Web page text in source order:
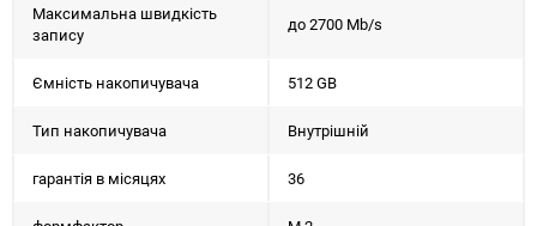
Максимальна швидкість
запису
до 2700 Mb/s
Ємність накопичувача 512 GB
Тип накопичувача Внутрішній
гарантія в місяцях 36